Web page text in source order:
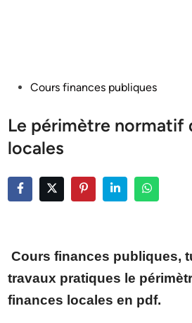
PostedCours finances publiques
Le périmètre normatif
locales
Cours finances publiques,
travaux pratiques le
finances locales en pdf.